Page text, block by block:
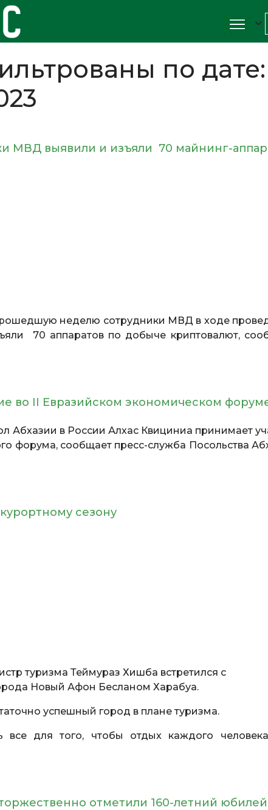
по дате:
МВД выявили и изъяли 70 майнинг-
неделю сотрудники МВД в ходе
70 аппаратов по добыче криптовалют,
во II Евразийском экономическом
Абхазии в России Алхас Квициниа принимает
форума, сообщает пресс-служба Посольства
сезону
туризма Теймураз Хишба встретился с
Новый Афон Бесланом Харабуа.
успешный город в плане туризма.
все для того, чтобы отдых каждого
отметили 160-летний юбилей